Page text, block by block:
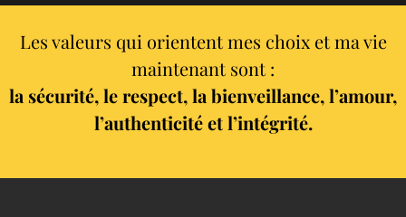
Les valeurs qui orientent mes choix et ma vie
maintenant sont :
la sécurité, le respect, la bienveillance, l’amour,
l’authenticité et l’intégrité.